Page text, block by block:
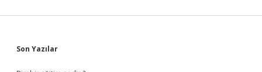
Sidebar
Son Yazılar